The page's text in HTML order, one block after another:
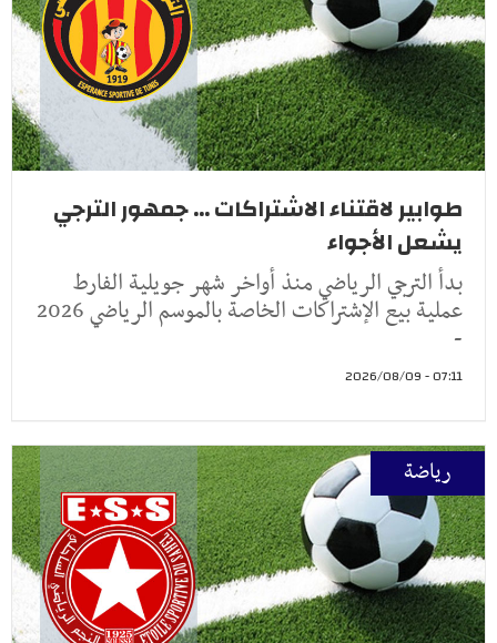
طوابير لاقتناء الاشتراكات ... جمهور الترجي
يشعل الأجواء
بدأ الترجي الرياضي منذ أواخر شهر جويلية الفارط
عملية بيع الإشتراكات الخاصة بالموسم الرياضي 2026
-
07:11 - 2026/08/09
رياضة